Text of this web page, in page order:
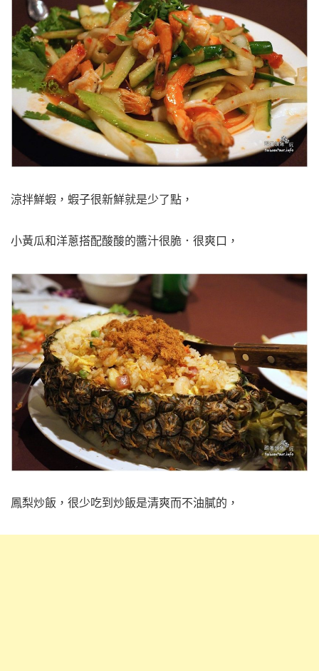
涼拌鮮蝦，蝦子很新鮮就是少了點，
小黃瓜和洋蔥搭配酸酸的醬汁很脆．很爽口，
鳳梨炒飯，很少吃到炒飯是清爽而不油膩的，